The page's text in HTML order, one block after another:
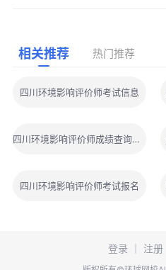
相关推荐 热门推荐
四川环境影响评价师考试信息
四川环境影响评价师成绩查询时间
四川环境影响评价师考试报名
登录 注册